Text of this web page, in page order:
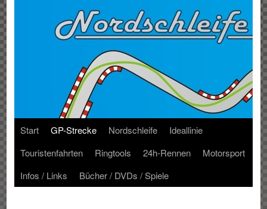
Start GP-Strecke Nordschleife
Ideallinie
Touristenfahrten
Ringtools 24h-Rennen
Motorsport
Infos / Links
Bücher / DVDs / Spiele